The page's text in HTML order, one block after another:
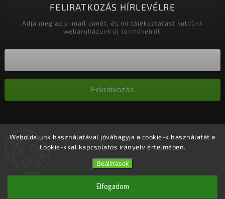
Weboldalunk használatával jóváhagyja a cookie-k használatát a
Cookie-kkal kapcsolatos irányelv értelmében.
Beállítások
Elfogadom
FELIRATKOZÁS HÍRLEVÉLRE
Adja meg az e-mail címét, és mi tájékoztatást küldünk
webáruházunk új termékeiről.
Feliratkozás
fenntartva.
Süti beállítások szerkesztése
Shoptet| DesignShoptak.cz.